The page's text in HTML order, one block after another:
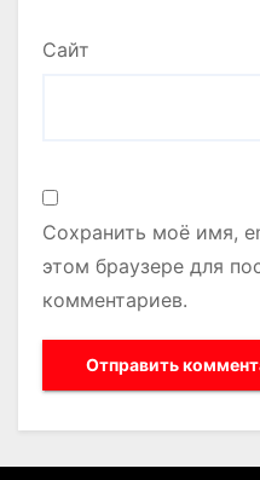
Сайт
Сохранить моё имя,
этом браузере для
комментариев.